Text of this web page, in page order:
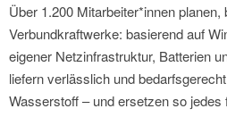
Über 1.200 Mitarbeiter*innen planen,
Verbundkraftwerke: basierend auf
eigener Netzinfrastruktur, Batterien
liefern verlässlich und
Wasserstoff – und ersetzen so